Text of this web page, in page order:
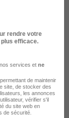
Vendeur de
Vendeur bâti
rendre votre
plus efficace.
services et ne
permettant de maintenir
site, de stocker des
les annonces
vérifier s'il
du site web en
de sécurité.